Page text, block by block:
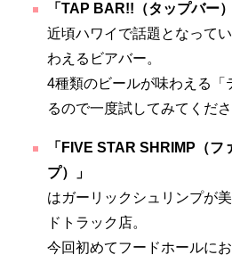
「TAP BAR!!（タップバー）
近頃ハワイで話題となって
わえるビアバー。
4種類のビールが味わえる「
るので一度試してみてくださ
「FIVE STAR SHRIMP（
プ）」
はガーリックシュリンプが
ドトラック店。
今回初めてフードホールに